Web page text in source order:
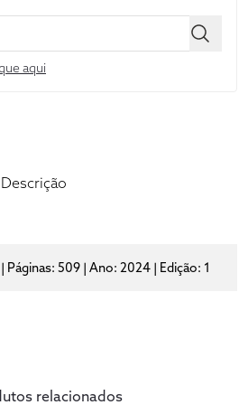
aqui
Descrição
Páginas: 509 | Ano: 2024 | Edição: 1
relacionados